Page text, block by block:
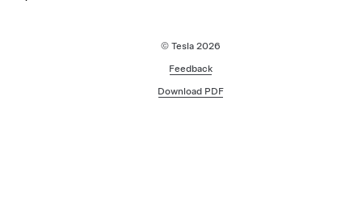
© Tesla 2026
Feedback
Download PDF